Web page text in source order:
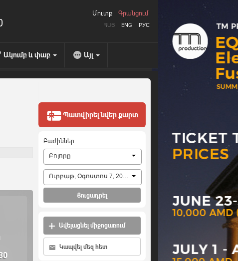
ՀԱՅ ENG РУС
Մուտք Գրանցում
Ակումբ և փաբ Այլ
Պատվիրել նվեր քարտ
Բաժիններ
Բոլորը
Ուրբաթ, Օգոստոս 7, 2026
Ցուցադրել
Ավելացնել միջոցառում
Կապվել մեզ հետ